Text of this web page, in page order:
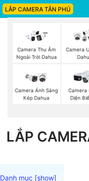
LẮP CAMERA TÂN PHÚ
Camera Thu Âm
Ngoài Trời Dahua
Camera
Camera Ánh Sáng
Kép Dahua
Camera
Diện
LẮP